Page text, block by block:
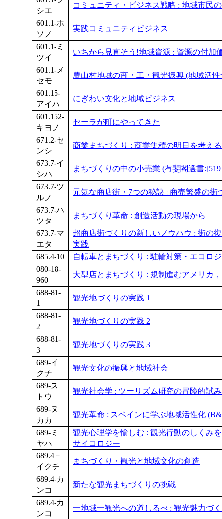
シエ
コミュニティ・ビジネス戦略 : 地域市民
601.1-ホ
ソノ
実践コミュニティビジネス
601.1-ミ
ツイ
いちから見直そう!地域資源 : 資源の付加
601.1-メ
セモ
農山村地域の商・工・観光振興 (地域活
601.15-
アイハ
にぎわい文化と地域ビジネス
601.152-
キヨノ
セーラが町にやってきた
671.2-セ
ンシ
商業まちづくり : 商業集積の明日を考える
673.7-イ
シハ
まちづくりの中の小売業 (有斐閣選書
673.7-ツ
ルノ
元気な商店街・7つの秘訣 : 商売繁盛の街
673.7-ハ
ツタ
まちづくり革命 : 創造活動の現場から
673.7-マ
エタ
超商店街づくりの新しいノウハウ : 街の
実践
685.4-10
自転車とまちづくり : 駐輪対策・エコロ
080-18-
960
大型店とまちづくり : 規制進むアメリカ
688-81-
1
観光地づくりの実践 1
688-81-
2
観光地づくりの実践 2
688-81-
3
観光地づくりの実践 3
689-イ
クチ
観光文化の振興と地域社会
689-ス
トウ
観光社会学 : ツーリズム研究の冒険的試み
689-ヌ
カカ
観光革命 : スペインに学ぶ地域活性化
689-ミ
ヤハ
観光心理学を愉しむ : 観光行動のしくみ
サイコロジー
689.4－
イクチ
まちづくり・観光と地域文化の創造
689.4-カ
ンコ
新たな観光まちづくりの挑戦
689.4-カ
ンコ
一地域一観光への道しるべ : 観光魅力づ